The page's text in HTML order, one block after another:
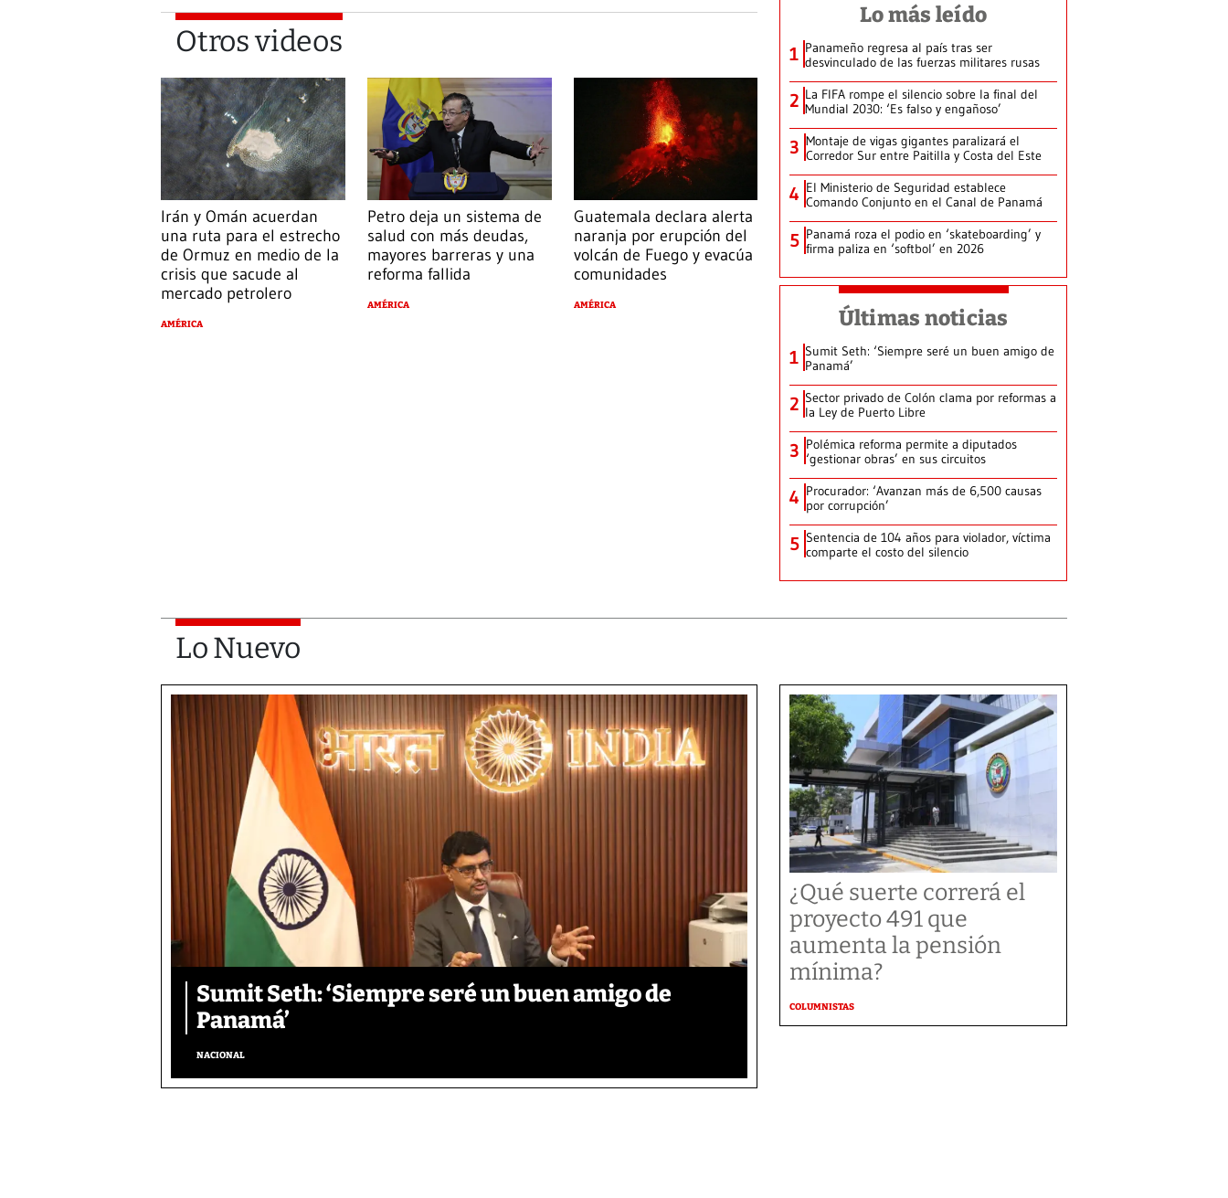
Otros videos
Irán y Omán acuerdan
una ruta para el estrecho
de Ormuz en medio de la
crisis que sacude al
mercado petrolero
AMÉRICA
Petro deja un sistema de
salud con más deudas,
mayores barreras y una
reforma fallida
AMÉRICA
Guatemala declara alerta
naranja por erupción del
volcán de Fuego y evacúa
comunidades
AMÉRICA
Lo más leído
1 Panameño regresa al país tras ser
desvinculado de las fuerzas militares rusas
2 La FIFA rompe el silencio sobre la final del
Mundial 2030: ‘Es falso y engañoso’
3 Montaje de vigas gigantes paralizará el
Corredor Sur entre Paitilla y Costa del Este
4 El Ministerio de Seguridad establece
Comando Conjunto en el Canal de Panamá
5 Panamá roza el podio en ‘skateboarding’ y
firma paliza en ‘softbol’ en 2026
Últimas noticias
1 Sumit Seth: ‘Siempre seré un buen amigo de
Panamá’
2 Sector privado de Colón clama por reformas a
la Ley de Puerto Libre
3 Polémica reforma permite a diputados
‘gestionar obras’ en sus circuitos
4 Procurador: ‘Avanzan más de 6,500 causas
por corrupción’
5 Sentencia de 104 años para violador, víctima
comparte el costo del silencio
Lo Nuevo
Sumit Seth: ‘Siempre seré un buen amigo de
Panamá’
NACIONAL
¿Qué suerte correrá el
proyecto 491 que
aumenta la pensión
mínima?
COLUMNISTAS